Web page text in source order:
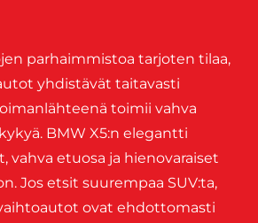
parhaimmistoa tarjoten tilaa,
yhdistävät taitavasti
toimii vahva
BMW X5:n elegantti
vahva etuosa ja hienovaraiset
Jos etsit suurempaa SUV:ta,
ovat ehdottomasti